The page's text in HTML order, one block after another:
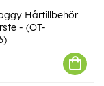
Hårtillbehör
- (OT-